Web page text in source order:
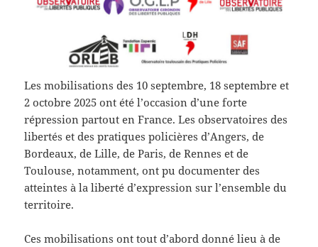
Les mobilisations des 10 septembre, 18 septembre et
2 octobre 2025 ont été l’occasion d’une forte
répression partout en France. Les observatoires des
libertés et des pratiques policières d’Angers, de
Bordeaux, de Lille, de Paris, de Rennes et de
Toulouse, notamment, ont pu documenter des
atteintes à la liberté d’expression sur l’ensemble du
territoire.
Ces mobilisations ont tout d’abord donné lieu à de